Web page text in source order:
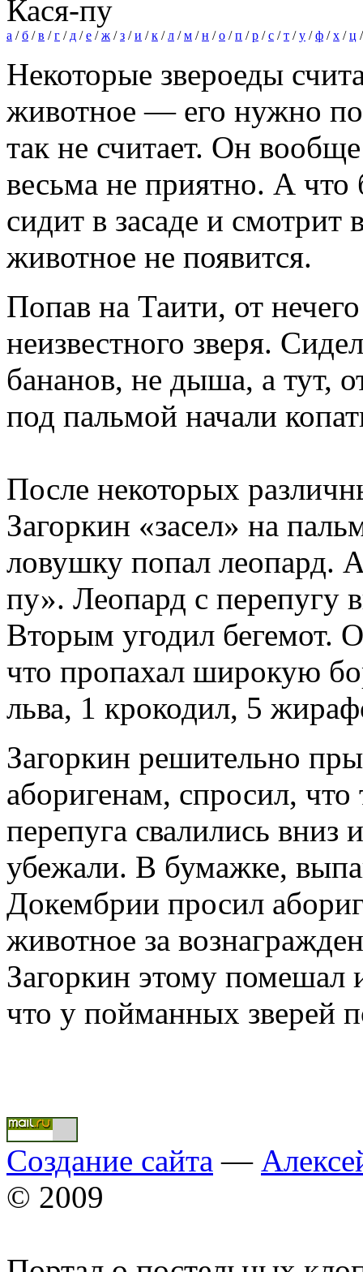
Кася-пу
а /б /в /г / д /е /ж /з /и /к /л /м /н /о /п /р /с /т /у /ф /х /ц
Некоторые звероеды
животное — его нужно
так не считает. Он
весьма не приятно. А
сидит в засаде и смотрит
животное не появится.
Попав на Таити, от
неизвестного зверя.
бананов, не дыша, а тут,
под пальмой начали
После некоторых
Загоркин «засел» на
ловушку попал леопард.
пу». Леопард с перепугу
Вторым угодил бегемот.
что пропахал широкую
льва, 1 крокодил, 5
Загоркин решительно
аборигенам, спросил,
перепуга свалились
убежали. В бумажке,
Докембрии просил
животное за
Загоркин этому помешал
что у пойманных зверей
Создание сайта —
© 2009